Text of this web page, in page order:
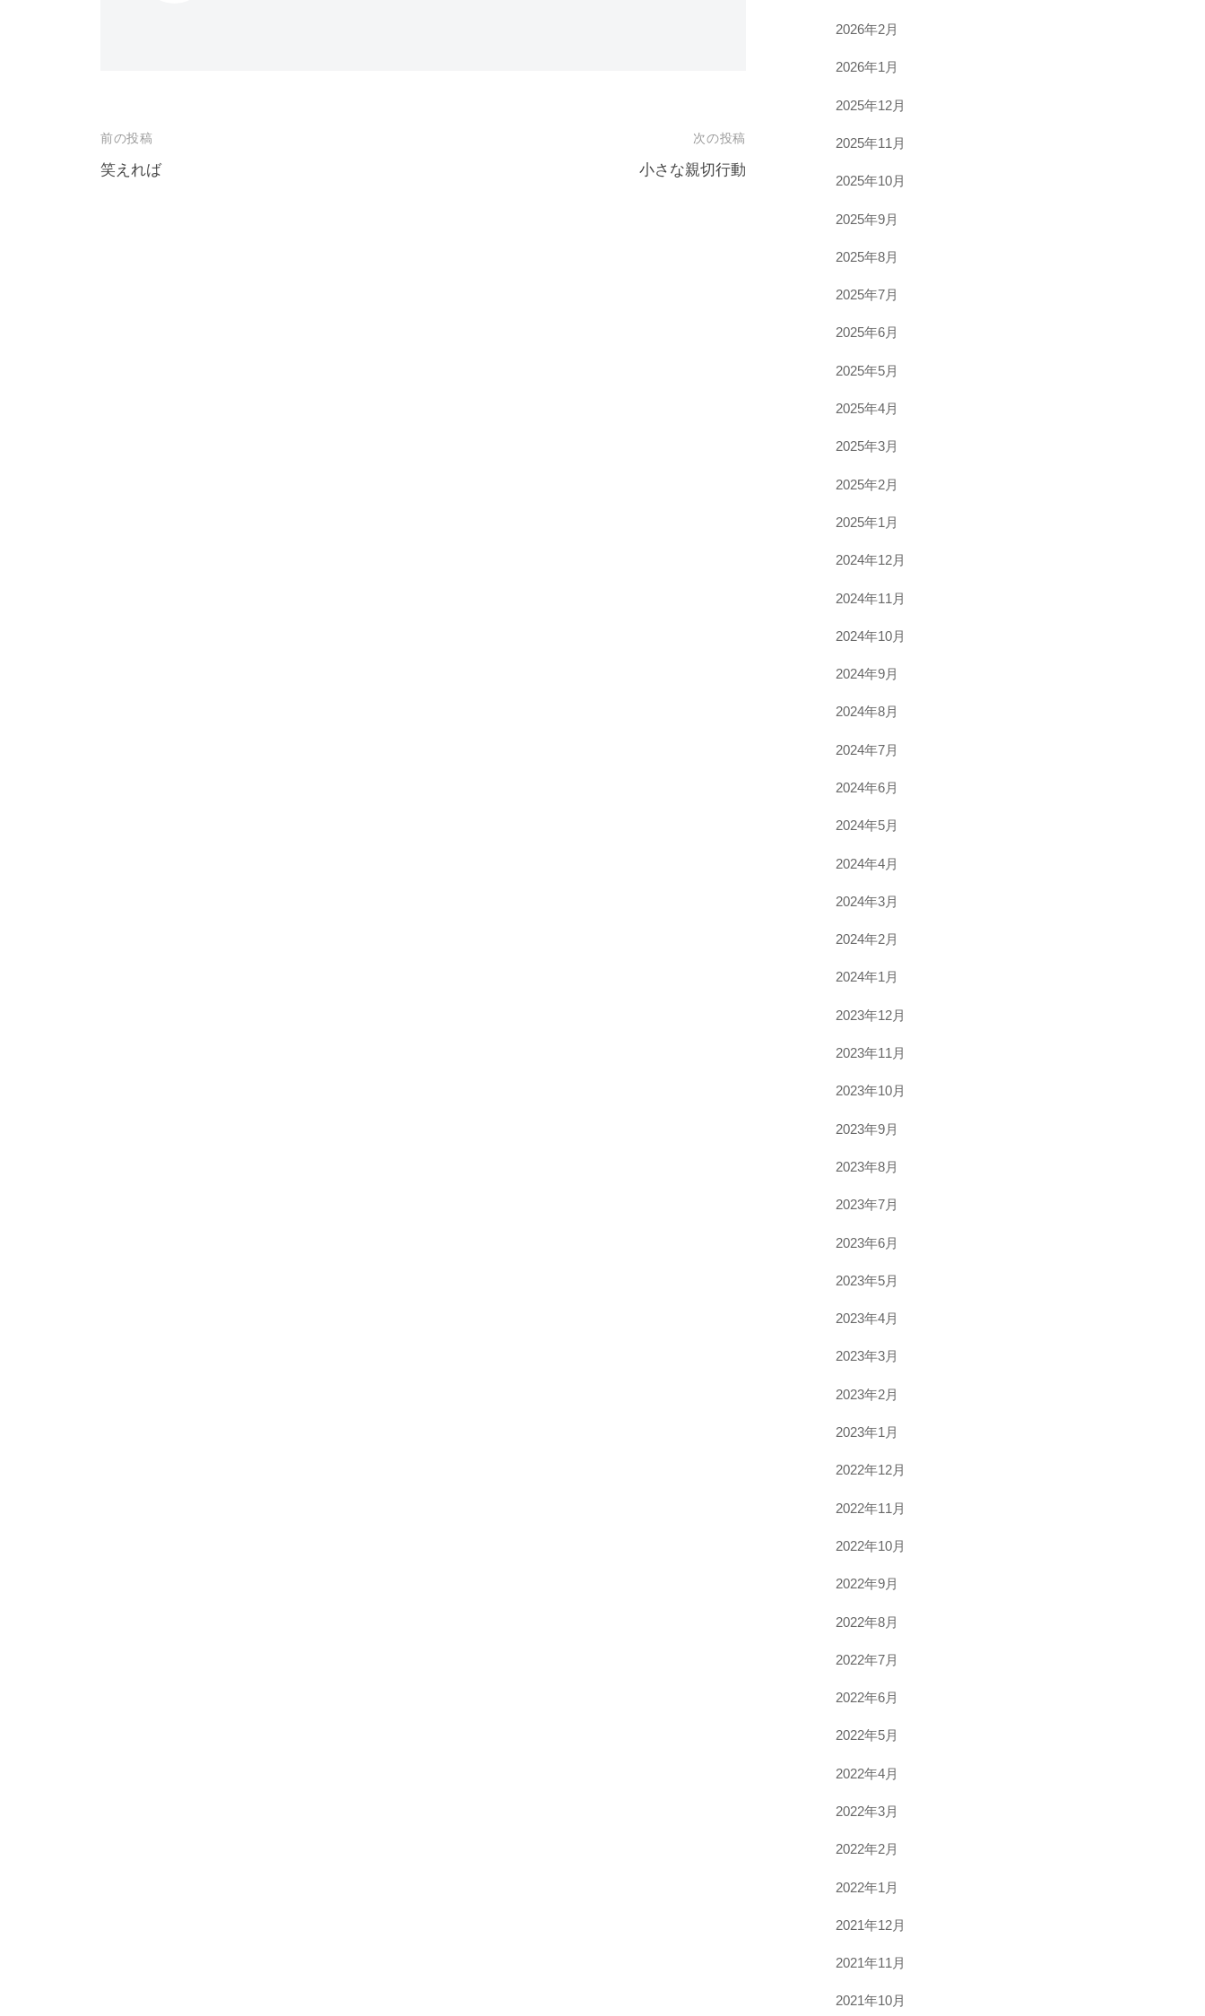
投
稿
前の投稿
笑えれば
次の投稿
小さな親切行動
2026年2月
2026年1月
2025年12月
2025年11月
2025年10月
2025年9月
2025年8月
2025年7月
2025年6月
2025年5月
2025年4月
2025年3月
2025年2月
2025年1月
2024年12月
2024年11月
2024年10月
2024年9月
2024年8月
2024年7月
2024年6月
2024年5月
2024年4月
2024年3月
2024年2月
2024年1月
2023年12月
2023年11月
2023年10月
2023年9月
2023年8月
2023年7月
2023年6月
2023年5月
2023年4月
2023年3月
2023年2月
2023年1月
2022年12月
2022年11月
2022年10月
2022年9月
2022年8月
2022年7月
2022年6月
2022年5月
2022年4月
2022年3月
2022年2月
2022年1月
2021年12月
2021年11月
2021年10月